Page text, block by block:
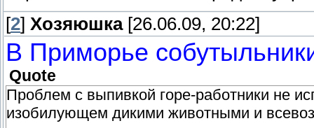
[2] Хозяюшка[26.06.09, 20:22]
В Приморье
Quote
Проблем с выпивкой горе-работники не
изобилующем дикими животными и